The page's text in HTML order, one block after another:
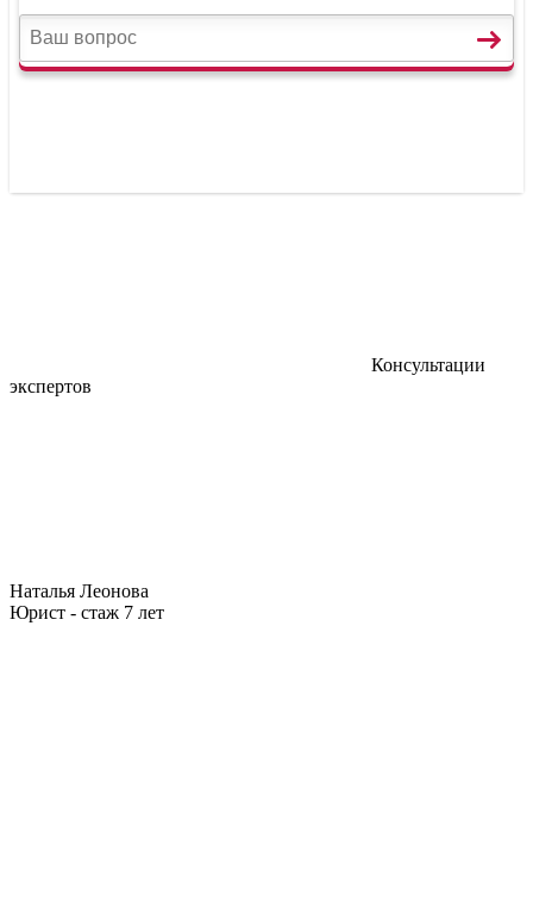
Консультации
экспертов
Наталья Леонова
Юрист - стаж 7 лет